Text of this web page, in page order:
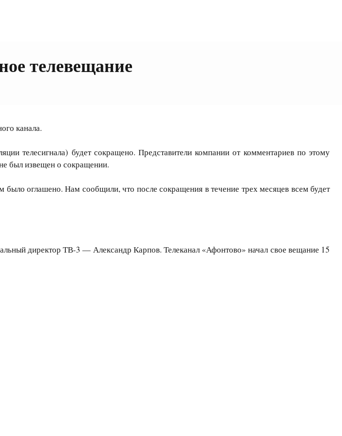
телевещание
канала.
телесигнала) будет сокращено. Представители компании от комментариев по этому
был извещен о сокращении.
оглашено. Нам сообщили, что после сокращения в течение трех месяцев всем будет
директор ТВ-3 — Александр Карпов. Телеканал «Афонтово» начал свое вещание 15